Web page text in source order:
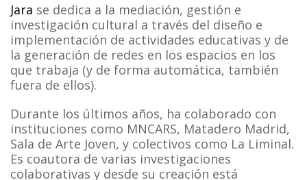
Jara se dedica a la mediación, gestión e
investigación cultural a través del diseño e
implementación de actividades educativas y de
la generación de redes en los espacios en los
que trabaja (y de forma automática, también
fuera de ellos).
Durante los últimos años, ha colaborado con
instituciones como MNCARS, Matadero Madrid,
Sala de Arte Joven, y colectivos como La Liminal.
Es coautora de varias investigaciones
colaborativas y desde su creación está